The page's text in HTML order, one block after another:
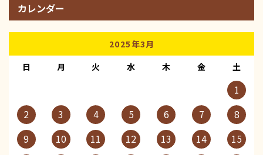
カレンダー
2025年3月
日
月 火 水 木 金 土
1
2
3 4 5 6 7
8
9
10 11 12 13 14
15